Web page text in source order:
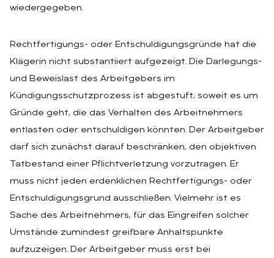
wiedergegeben.
Rechtfertigungs- oder Entschuldigungsgründe hat die
Klägerin nicht substantiiert aufgezeigt. Die Darlegungs-
und Beweislast des Arbeitgebers im
Kündigungsschutzprozess ist abgestuft, soweit es um
Gründe geht, die das Verhalten des Arbeitnehmers
entlasten oder entschuldigen könnten. Der Arbeitgeber
darf sich zunächst darauf beschränken, den objektiven
Tatbestand einer Pflichtverletzung vorzutragen. Er
muss nicht jeden erdenklichen Rechtfertigungs- oder
Entschuldigungsgrund ausschließen. Vielmehr ist es
Sache des Arbeitnehmers, für das Eingreifen solcher
Umstände zumindest greifbare Anhaltspunkte
aufzuzeigen. Der Arbeitgeber muss erst bei